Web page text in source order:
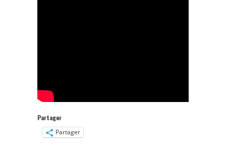
Partager
Partager